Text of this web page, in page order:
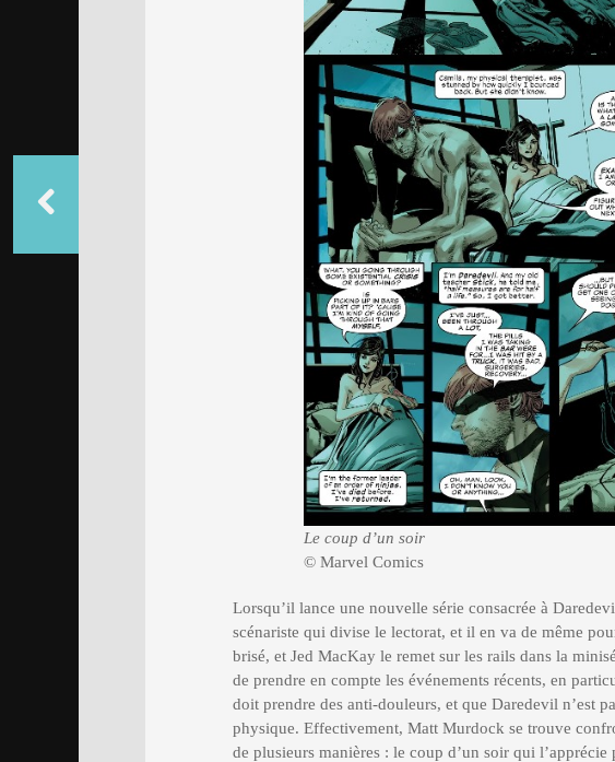
Le coup d’un soir
© Marvel Comics
Lorsqu’il lance une nouvelle série consacrée à
scénariste qui divise le lectorat, et il en va de même
brisé, et Jed MacKay le remet sur les rails dans la
de prendre en compte les événements récents, en
doit prendre des anti-douleurs, et que Daredevil n’est
physique. Effectivement, Matt Murdock se trouve
de plusieurs manières : le coup d’un soir qui